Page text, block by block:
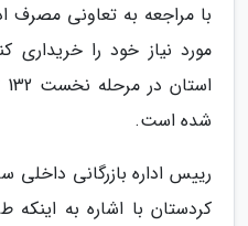
با مراجعه به تعاونی مصرف
مورد نیاز خود را خریداری
شده است.
رییس اداره بازرگانی
کردستان با اشاره به